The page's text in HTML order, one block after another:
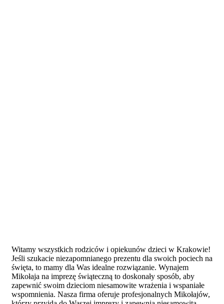
Witamy wszystkich rodziców i opiekunów dzieci w Krakowie!
Jeśli szukacie niezapomnianego prezentu dla swoich pociech na
święta, to mamy dla Was idealne rozwiązanie. Wynajem
Mikołaja na imprezę świąteczną to doskonały sposób, aby
zapewnić swoim dzieciom niesamowite wrażenia i wspaniałe
wspomnienia. Nasza firma oferuje profesjonalnych Mikołajów,